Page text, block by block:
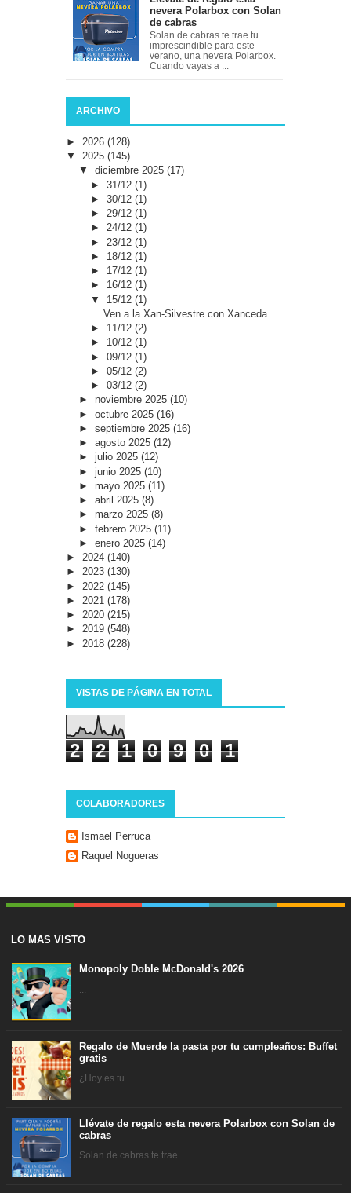
nevera Polarbox con Solan
de cabras
Solan de cabras te trae tu
imprescindible para este
verano, una nevera Polarbox.
Cuando vayas a ...
ARCHIVO
► 2026 (128)
▼ 2025 (145)
▼ diciembre 2025 (17)
►31/12(1)
►30/12(1)
►29/12(1)
►24/12(1)
► 23/12(1)
► 18/12(1)
► 17/12(1)
► 16/12(1)
▼ 15/12(1)
Ven a la Xan-Silvestre con Xanceda
► 11/12(2)
► 10/12(1)
►09/12(1)
►05/12(2)
►03/12(2)
► noviembre 2025 (10)
► octubre 2025 (16)
► septiembre 2025 (16)
► agosto 2025 (12)
► julio 2025 (12)
► junio 2025 (10)
► mayo 2025 (11)
► abril 2025 (8)
► marzo 2025 (8)
► febrero 2025 (11)
► enero 2025 (14)
► 2024 (140)
► 2023 (130)
► 2022 (145)
► 2021 (178)
► 2020 (215)
► 2019 (548)
► 2018 (228)
VISTAS DE PÁGINA EN TOTAL
2 2 1 0 9 0 1
COLABORADORES
Ismael Perruca
Raquel Nogueras
LO MAS VISTO
Monopoly Doble McDonald's 2026
...
Regalo de Muerde la pasta por tu cumpleaños: Buffet
gratis
¿Hoy es tu ...
Llévate de regalo esta nevera Polarbox con Solan de
cabras
Solan de cabras te trae ...